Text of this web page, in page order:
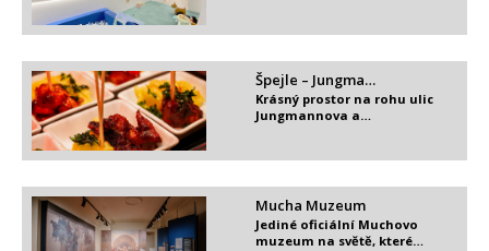
Špejle – Jungma…
Krásný prostor na rohu ulic
Jungmannova a…
Mucha Muzeum
Jediné oficiální Muchovo
muzeum na světě, které…